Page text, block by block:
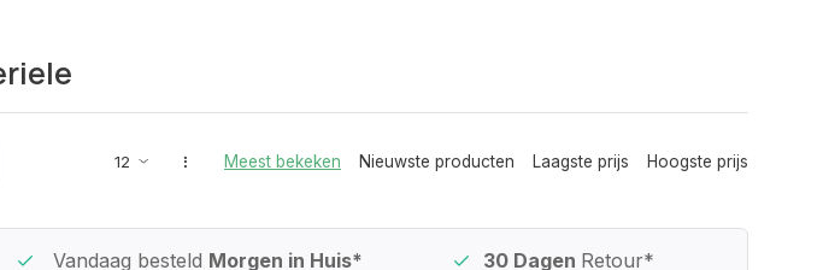
Meest bekeken Nieuwste producten Laagste prijs Hoogste prijs
Vandaag besteld Morgen in Huis* 30 Dagen Retour*